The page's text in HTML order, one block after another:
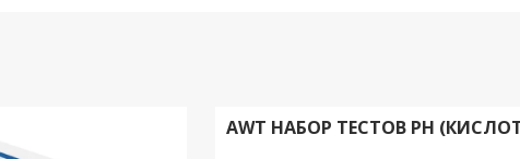
AWT НАБОР ТЕСТОВ PH